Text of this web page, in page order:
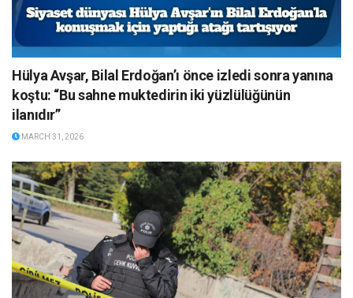
Hülya Avşar, Bilal Erdoğan’ı önce izledi sonra yanına
koştu: “Bu sahne muktedirin iki yüzlülüğünün
ilanıdır”
MARCH 31, 2026